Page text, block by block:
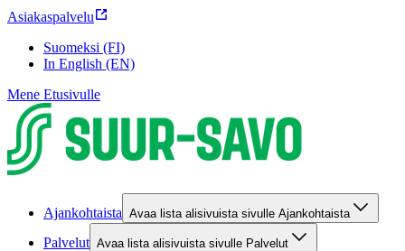
Asiakaspalvelu
Suomeksi (FI)
In English (EN)
Mene Etusivulle
Ajankohtaista Avaa lista alisivuista sivulle Ajankohtaista
Palvelut Avaa lista alisivuista sivulle Palvelut